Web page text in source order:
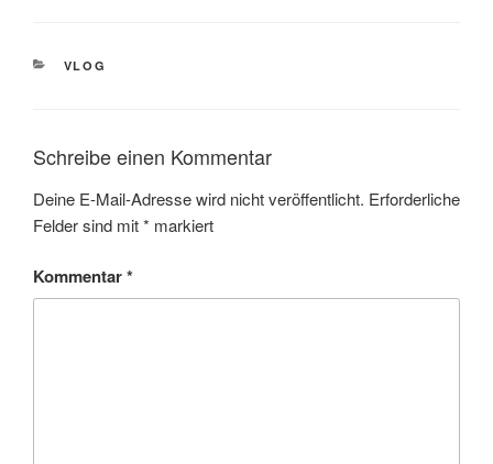
KATEGORIEN
VLOG
Schreibe einen Kommentar
Deine E-Mail-Adresse wird nicht veröffentlicht. Erforderliche
Felder sind mit* markiert
Kommentar*